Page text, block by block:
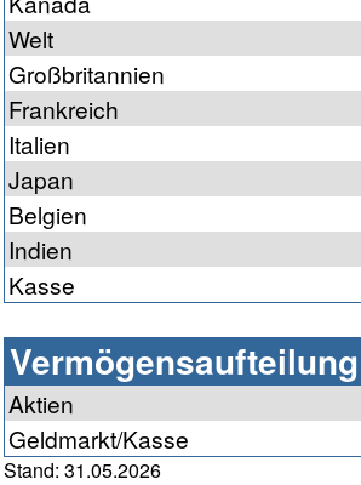
Welt
Großbritannien
Frankreich
Italien
Japan
Belgien
Indien
Kasse
Vermögensaufteilung
Aktien
Geldmarkt/Kasse
Stand: 31.05.2026